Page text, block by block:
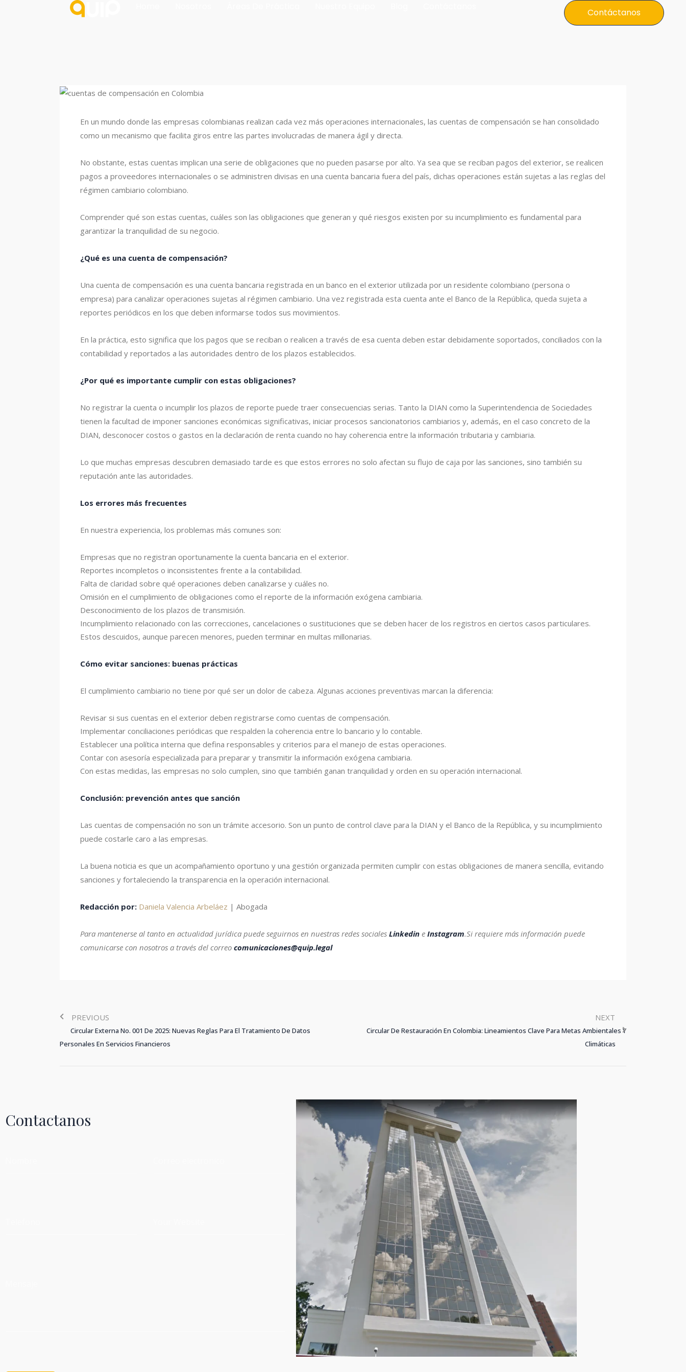
Contáctanos
En un mundo donde las empresas colombianas realizan cada vez más operaciones internacionales, las cuentas de compensación se han consolidado
como un mecanismo que facilita giros entre las partes involucradas de manera ágil y directa.
No obstante, estas cuentas implican una serie de obligaciones que no pueden pasarse por alto. Ya sea que se reciban pagos del exterior, se realicen
pagos a proveedores internacionales o se administren divisas en una cuenta bancaria fuera del país, dichas operaciones están sujetas a las reglas del
régimen cambiario colombiano.
Comprender qué son estas cuentas, cuáles son las obligaciones que generan y qué riesgos existen por su incumplimiento es fundamental para
garantizar la tranquilidad de su negocio.
¿Qué es una cuenta de compensación?
Una cuenta de compensación es una cuenta bancaria registrada en un banco en el exterior utilizada por un residente colombiano (persona o
empresa) para canalizar operaciones sujetas al régimen cambiario. Una vez registrada esta cuenta ante el Banco de la República, queda sujeta a
reportes periódicos en los que deben informarse todos sus movimientos.
En la práctica, esto significa que los pagos que se reciban o realicen a través de esa cuenta deben estar debidamente soportados, conciliados con la
contabilidad y reportados a las autoridades dentro de los plazos establecidos.
¿Por qué es importante cumplir con estas obligaciones?
No registrar la cuenta o incumplir los plazos de reporte puede traer consecuencias serias. Tanto la DIAN como la Superintendencia de Sociedades
tienen la facultad de imponer sanciones económicas significativas, iniciar procesos sancionatorios cambiarios y, además, en el caso concreto de la
DIAN, desconocer costos o gastos en la declaración de renta cuando no hay coherencia entre la información tributaria y cambiaria.
Lo que muchas empresas descubren demasiado tarde es que estos errores no solo afectan su flujo de caja por las sanciones, sino también su
reputación ante las autoridades.
Los errores más frecuentes
En nuestra experiencia, los problemas más comunes son:
Empresas que no registran oportunamente la cuenta bancaria en el exterior.
Reportes incompletos o inconsistentes frente a la contabilidad.
Falta de claridad sobre qué operaciones deben canalizarse y cuáles no.
Omisión en el cumplimiento de obligaciones como el reporte de la información exógena cambiaria.
Desconocimiento de los plazos de transmisión.
Incumplimiento relacionado con las correcciones, cancelaciones o sustituciones que se deben hacer de los registros en ciertos casos particulares.
Estos descuidos, aunque parecen menores, pueden terminar en multas millonarias.
Cómo evitar sanciones: buenas prácticas
El cumplimiento cambiario no tiene por qué ser un dolor de cabeza. Algunas acciones preventivas marcan la diferencia:
Revisar si sus cuentas en el exterior deben registrarse como cuentas de compensación.
Implementar conciliaciones periódicas que respalden la coherencia entre lo bancario y lo contable.
Establecer una política interna que defina responsables y criterios para el manejo de estas operaciones.
Contar con asesoría especializada para preparar y transmitir la información exógena cambiaria.
Con estas medidas, las empresas no solo cumplen, sino que también ganan tranquilidad y orden en su operación internacional.
Conclusión: prevención antes que sanción
Las cuentas de compensación no son un trámite accesorio. Son un punto de control clave para la DIAN y el Banco de la República, y su incumplimiento
puede costarle caro a las empresas.
La buena noticia es que un acompañamiento oportuno y una gestión organizada permiten cumplir con estas obligaciones de manera sencilla, evitando
sanciones y fortaleciendo la transparencia en la operación internacional.
Redacción por: Daniela Valencia Arbeláez | Abogada
Para mantenerse al tanto en actualidad jurídica puede seguirnos en nuestras redes sociales Linkedin e Instagram.Si requiere más información puede
comunicarse con nosotros a través del correo comunicaciones@quip.legal
PREVIOUS
Circular Externa No. 001 De 2025: Nuevas Reglas Para El Tratamiento De Datos
Personales En Servicios Financieros
NEXT
Circular De Restauración En Colombia: Lineamientos Clave Para Metas Ambientales Y
Climáticas
Contactanos